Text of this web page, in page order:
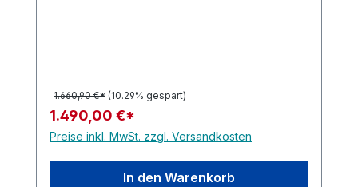
1.660,90 €* (10.29% gespart)
1.490,00 €*
Preise inkl. MwSt. zzgl. Versandkosten
In den Warenkorb